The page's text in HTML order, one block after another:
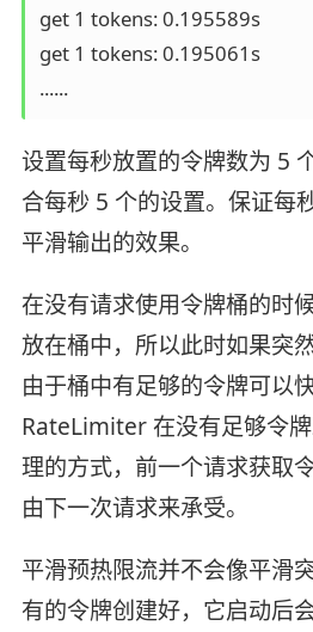
get 1 tokens: 0.195589s
get 1 tokens: 0.195061s
......
设置每秒放置的令牌数为 5
合每秒 5 个的设置。保证每
平滑输出的效果。
在没有请求使用令牌桶的时
放在桶中，所以此时如果突
由于桶中有足够的令牌可以
RateLimiter 在没有足够令
理的方式，前一个请求获取
由下一次请求来承受。
平滑预热限流并不会像平滑
有的令牌创建好，它启动后